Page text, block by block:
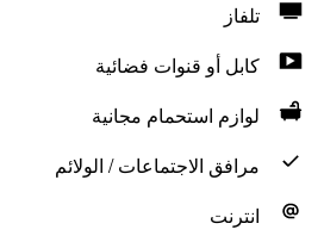
تلفاز
كابل أو قنوات فضائية
لوازم استحمام مجانية
مرافق الاجتماعات / الولائم
انترنت